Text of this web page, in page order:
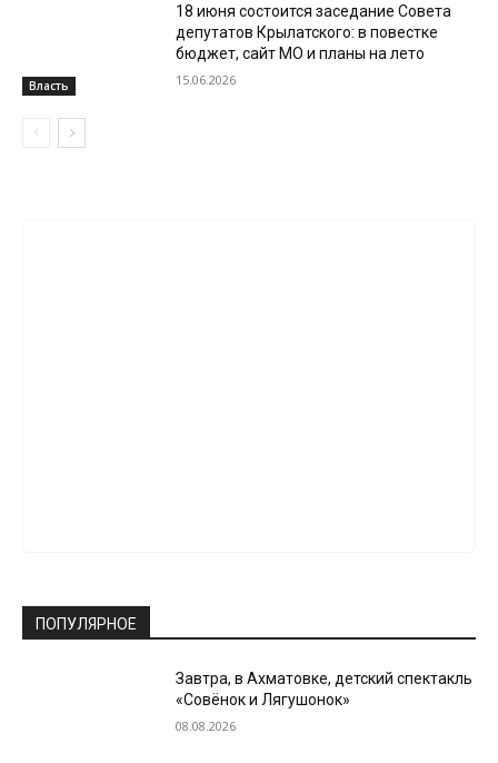
Власть
18 июня состоится заседание Совета
депутатов Крылатского: в повестке
бюджет, сайт МО и планы на лето
15.06.2026
ПОПУЛЯРНОЕ
Завтра, в Ахматовке, детский спектакль
«Совёнок и Лягушонок»
08.08.2026